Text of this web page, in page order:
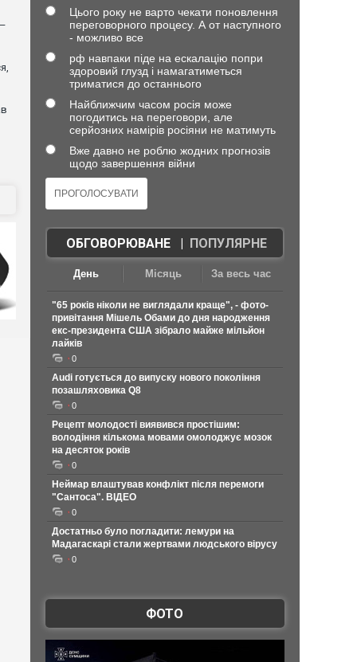
Цього року не варто чекати поновлення
переговорного процесу. А от наступного
- можливо все
рф навпаки піде на ескалацію попри
здоровий глузд і намагатиметься
триматися до останнього
Найближчим часом росія може
погодитись на переговори, але
серйозних намірів росіяни не матимуть
Вже давно не роблю жодних прогнозів
щодо завершення війни
ОБГОВОРЮВАНЕ| ПОПУЛЯРНЕ
День Місяць За весь час
"65 років ніколи не виглядали краще", - фото-
привітання Мішель Обами до дня народження
екс-президента США зібрало майже мільйон
лайків
0
Audi готується до випуску нового покоління
позашляховика Q8
0
Рецепт молодості виявився простішим:
володіння кількома мовами омолоджує мозок
на десяток років
0
Неймар влаштував конфлікт після перемоги
"Сантоса". ВІДЕО
0
Достатньо було погладити: лемури на
Мадагаскарі стали жертвами людського вірусу
0
ФОТО